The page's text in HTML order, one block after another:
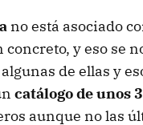
no está asociado
y eso se
de ellas y
catálogo de unos
aunque no las